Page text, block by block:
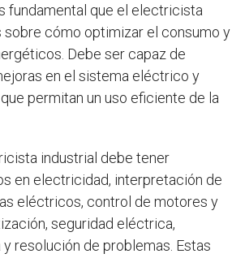
fundamental que el electricista
cómo optimizar el consumo y
Debe ser capaz de
en el sistema eléctrico y
permitan un uso eficiente de la
industrial debe tener
en electricidad, interpretación de
eléctricos, control de motores y
seguridad eléctrica,
resolución de problemas. Estas